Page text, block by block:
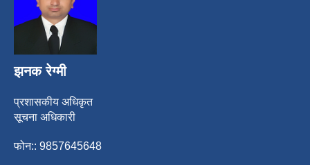
झनक रेग्मी
प्रशासकीय अधिकृत
सूचना अधिकारी
फोन:: 9857645648